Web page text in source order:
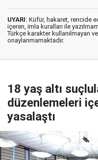
UYARI: Küfür, hakaret, rencide
içeren, imla kuralları ile
Türkçe karakter kullanılmayan
onaylanmamaktadır.
18 yaş altı
düzenlemeleri
yasalaştı